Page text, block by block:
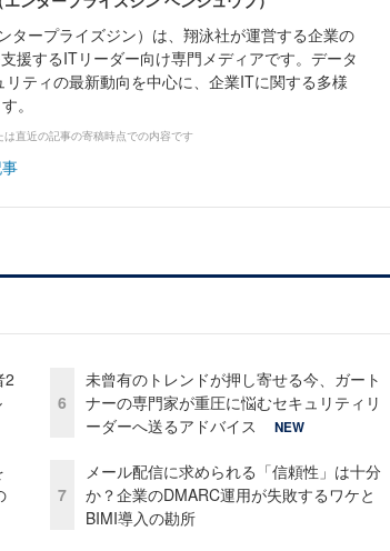
タープライズジン）は、翔泳社が運営する企業の
援するITリーダー向け専門メディアです。データ
ティの最新動向を中心に、企業ITに関する多様
。
直近の記事の寄稿時点での内容です
2
6
未曾有のトレンドが押し寄せる今、ガート
ナーの専門家が重圧に悩むセキュリティリ
ーダーへ送るアドバイス
NEW
7
メール配信に求められる「信頼性」は十分
か？企業のDMARC運用が失敗するワケと
BIMI導入の勘所